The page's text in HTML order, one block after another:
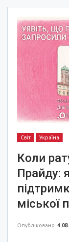
Світ Україна
Коли
Прайду:
міської
Опубліковано